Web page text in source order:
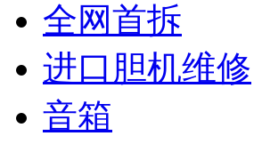
全网首拆
进口胆机维修
音箱